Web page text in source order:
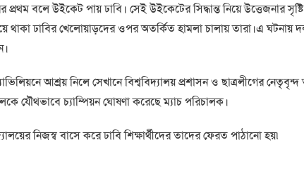
প্রথম বলে উইকেট পায় ঢাবি। সেই উইকেটের সিদ্ধান্ত নিয়ে উত্তেজনার
থাকা ঢাবির খেলোয়াড়দের ওপর অতর্কিত হামলা চালায় তারা।এ
আশ্রয় নিলে সেখানে বিশ্ববিদ্যালয় প্রশাসন ও ছাত্রলীগের নেতৃবৃন্দ
যৌথভাবে চ্যাম্পিয়ন ঘোষণা করেছে ম্যাচ পরিচালক।
নিজস্ব বাসে করে ঢাবি শিক্ষার্থীদের তাদের ফেরত পাঠানো হয়৷